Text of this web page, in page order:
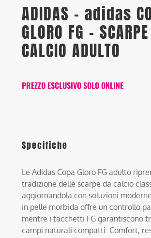
ADIDAS – adidas
GLORO FG –
CALCIO ADULTO
PREZZO ESCLUSIVO SOLO ONLINE
Specifiche
Le Adidas Copa Gloro FG adulto
tradizione delle scarpe da calcio
aggiornandola con soluzioni
in pelle morbida offre un controllo
mentre i tacchetti FG garantiscono
campi naturali compatti. Comfort,